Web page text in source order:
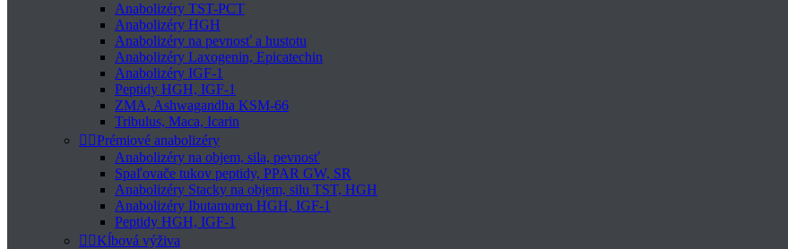
Anabolizéry TST-PCT
Anabolizéry HGH
Anabolizéry na pevnosť a hustotu
Anabolizéry Laxogenin, Epicatechin
Anabolizéry IGF-1
Peptidy HGH, IGF-1
ZMA, Ashwagandha KSM-66
Tribulus, Maca, Icarin
 Prémiové anabolizéry
Anabolizéry na objem, sila, pevnosť
Spaľovače tukov peptidy, PPAR GW, SR
Anabolizéry Stacky na objem, silu TST, HGH
Anabolizéry Ibutamoren HGH, IGF-1
Peptidy HGH, IGF-1
 Kĺbová výživa